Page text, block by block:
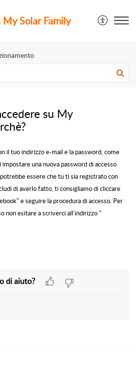
Solar Family
su My
il tuo indirizzo e-mail e la password, come
una nuova password di accesso
essere che tu ti sia registrato con
di averlo fatto, ti consigliamo di cliccare
e seguire la procedura di accesso. Per
non esitare a scriverci all'indirizzo "
di aiuto?